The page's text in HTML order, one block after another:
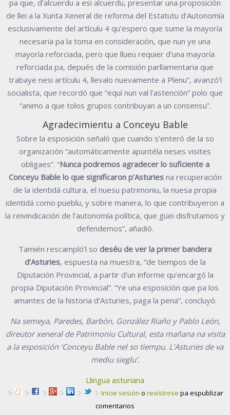
pa que, d’alcuerdu a esi alcuerdu, presentar una proposición
de llei a la Xunta Xeneral de reforma del Estatutu d’Autonomía
esclusivamente del artículu 4 qu’espero que sume la mayoría
necesaria pa la toma en consideración, que nun ye una
mayoría reforciada, pero que llueu requier d’una mayoría
reforciada pa, depués de la comisión parllamentaria que
trabaye nesi artículu 4, llevalo nuevamente a Plenu”, avanzó’l
socialista, que recordó que “equí nun val l’astención” polo que
“animo a que tolos grupos contribuyan a un consensu”.
Agradecimientu a Conceyu Bable
Sobre la esposición señaló que cuando s’enteró de la so
organización “automáticamente apuntéla neses visites
obligaes”. “Nunca podremos agradecer lo suficiente a
Conceyu Bable lo que significaron p’Asturiesna recuperación
de la identidá cultura, el nuesu patrimoniu, la nuesa propia
identidá como pueblu, y sobre manera, lo que contribuyeron a
la reivindicación de l’autonomía política, que güei disfrutamos y
defendemos”, añadió.
Tamién rescampló’l so deséu de ver la primer bandera
d’Asturies, espuesta na muestra, “de tiempos de la
Diputación Provincial, a partir d’un informe qu’encargó la
propia Diputación Provincial”. “Ye una esposición que pa los
amantes de la historia d’Asturies, paga la pena”, concluyó.
Na semeya, Paredes, Barbón, González Riaño y Pablo León,
direutor xeneral de Patrimoniu Cultural, esta mañana na visita
a la esposición ‘Conceyu Bable nel so tiempu. L’Asturies de va
mediu sieglu’.
Llingua asturiana
Inicie sesión o rexístrese pa espublizar
comentarios